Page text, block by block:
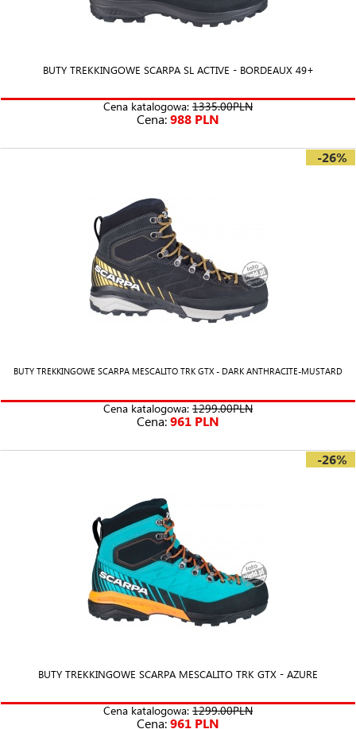
BUTY TREKKINGOWE SCARPA SL ACTIVE - BORDEAUX 49+
Cena katalogowa: 1335.00PLN
Cena:988 PLN
-26%
BUTY TREKKINGOWE SCARPA MESCALITO TRK GTX - DARK ANTHRACITE-MUSTARD
Cena katalogowa: 1299.00PLN
Cena:961 PLN
-26%
BUTY TREKKINGOWE SCARPA MESCALITO TRK GTX - AZURE
Cena katalogowa: 1299.00PLN
Cena:961 PLN